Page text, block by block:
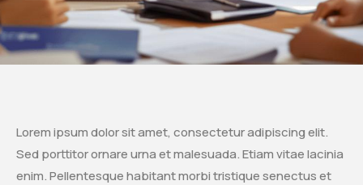
Lorem ipsum dolor sit amet, consectetur adipiscing elit.
Sed porttitor ornare urna et malesuada. Etiam vitae lacinia
enim. Pellentesque habitant morbi tristique senectus et